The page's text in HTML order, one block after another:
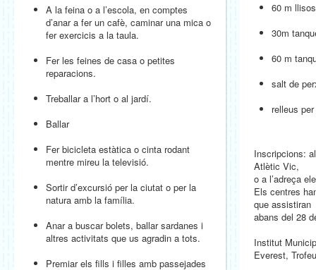
A la feina o a l’escola, en comptes
d’anar a fer un cafè, caminar una mica o
fer exercicis a la taula.
Fer les feines de casa o petites
reparacions.
Treballar a l’hort o al jardí.
Ballar
Fer bicicleta estàtica o cinta rodant
mentre mireu la televisió.
Sortir d’excursió per la ciutat o per la
natura amb la família.
Anar a buscar bolets, ballar sardanes i
altres activitats que us agradin a tots.
Premiar els fills i filles amb passejades
60 m
30m
60 m
salt de
relleus
Inscripcions:
Atlètic Vic,
o a l’adreça
Els centres
que assistiran
abans del 28
Institut
Everest,